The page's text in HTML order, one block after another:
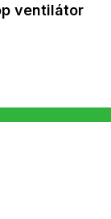
ventilátor